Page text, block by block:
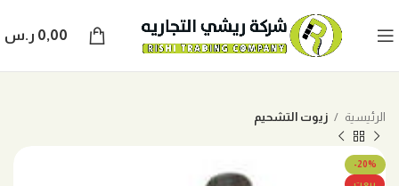
0,00 ر.س
الرئيسية زيوت التشحيم
-20%
بيعت